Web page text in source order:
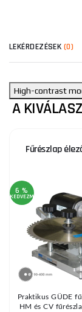
LEKÉRDEZÉSEK (0)
High-contrast
A
Fűrészlap
6 %
KEDVEZMÉNY
Praktikus GÜDE
HM és CV